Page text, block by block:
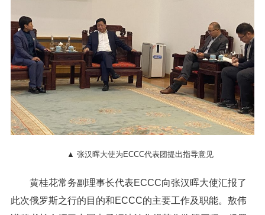
▲ 张汉晖大使为ECCC代表团提出指导意见
黄桂花常务副理事长代表ECCC向张汉晖大使汇报了
此次俄罗斯之行的目的和ECCC的主要工作及职能。敖伟